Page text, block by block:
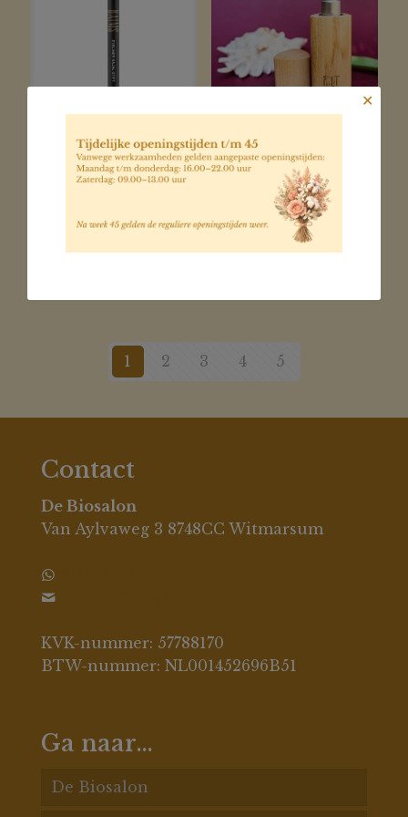
Eyeliner
Kajal Stift
€17,95
Fiilit Bali
Surya
parfum 11ml
houten huls
€ 30,00
1 2 3 4 5
Contact
De Biosalon
Van Aylvaweg 3 8748CC Witmarsum
KVK-nummer: 57788170
BTW-nummer: NL001452696B51
Ga naar…
De Biosalon
✕